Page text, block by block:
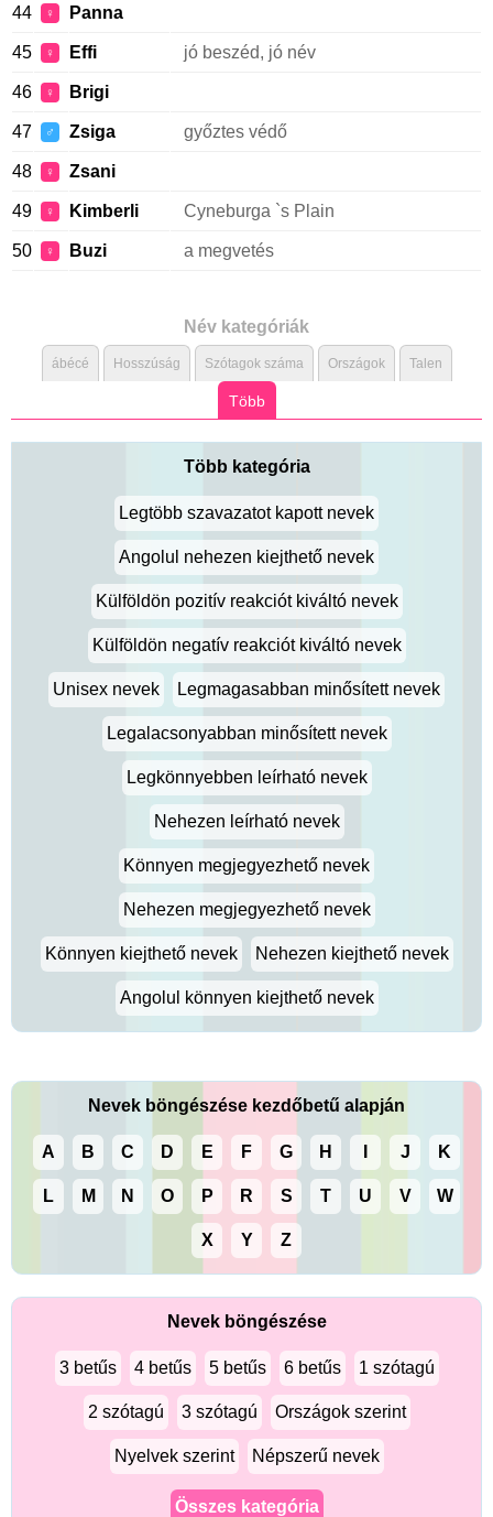
44 ♀ Panna
45 ♀ Effi jó beszéd, jó név
46 ♀ Brigi
47 ♂ Zsiga győztes védő
48 ♀ Zsani
49 ♀ Kimberli Cyneburga `s Plain
50 ♀ Buzi a megvetés
Név kategóriák
ábécé Hosszúság Szótagok száma Országok Talen
Több
Több kategória
Legtöbb szavazatot kapott nevek
Angolul nehezen kiejthető nevek
Külföldön pozitív reakciót kiváltó nevek
Külföldön negatív reakciót kiváltó nevek
Unisex nevek Legmagasabban minősített nevek
Legalacsonyabban minősített nevek
Legkönnyebben leírható nevek
Nehezen leírható nevek
Könnyen megjegyezhető nevek
Nehezen megjegyezhető nevek
Könnyen kiejthető nevek Nehezen kiejthető nevek
Angolul könnyen kiejthető nevek
Nevek böngészése kezdőbetű alapján
A B C D E F G H J K
L M N O P R S T U V W
X Y Z
Nevek böngészése
3 betűs 4 betűs 5 betűs 6 betűs 1 szótagú
2 szótagú 3 szótagú Országok szerint
Nyelvek szerint Népszerű nevek
Összes kategória